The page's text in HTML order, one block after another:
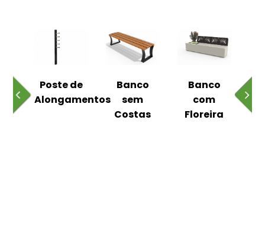
Poste de
Alongamentos
Banco
sem
Costas
Banco
com
Floreira